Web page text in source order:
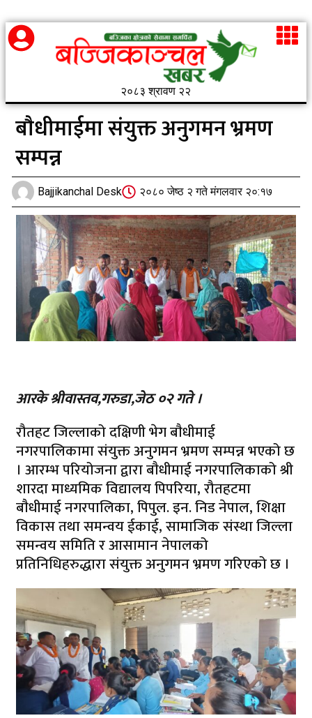
२०८३ श्रावण २२
बाैधीमाईमा संयुक्त अनुगमन भ्रमण
सम्पन्न
Bajjikanchal Desk २०८० जेष्ठ २ गते मंगलवार २०:१७
आरके श्रीवास्तव,गरुडा,जेठ ०२ गते ।
रौतहट जिल्लाको दक्षिणी भेग बाैधीमाई
नगरपालिकामा संयुक्त अनुगमन भ्रमण सम्पन्न भएको छ
। आरम्भ परियोजना द्वारा बाैधीमाई नगरपालिकाको श्री
शारदा माध्यमिक विद्यालय पिपरिया, रौतहटमा
बाैधीमाई नगरपालिका, पिपुल. इन. निड नेपाल, शिक्षा
विकास तथा समन्वय ईकाई, सामाजिक संस्था जिल्ला
समन्वय समिति र आसामान नेपालको
प्रतिनिधिहरुद्धारा संयुक्त अनुगमन भ्रमण गरिएको छ ।